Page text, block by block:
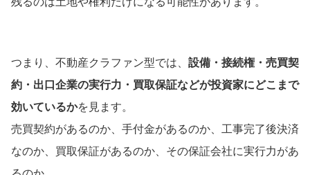
つまり、不動産クラファン型では、 設備・接続権・売買契
約・出口企業の実行力・買取保証などが投資家にどこまで
効いているかを見ます。
売買契約があるのか、手付金があるのか、工事完了後決済
なのか、買取保証があるのか、その保証会社に実行力があ